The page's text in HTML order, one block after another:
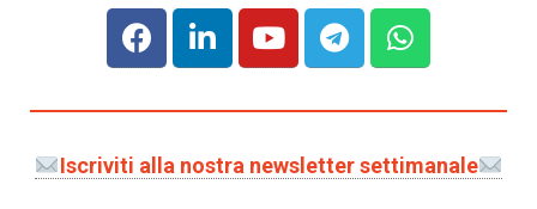
Iscriviti alla nostra newsletter settimanale